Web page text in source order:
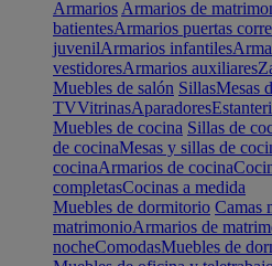
Armarios Armarios de
batientesArmarios puertas
juvenilArmarios infantiles
vestidoresArmarios auxiliares
Muebles de salón SillasMesas
TVVitrinasAparadores
Muebles de cocina Sillas de
de cocinaMesas y sillas de
cocinaArmarios de cocina
completasCocinas a medida
Muebles de dormitorio Camas
matrimonioArmarios de
nocheComodasMuebles de